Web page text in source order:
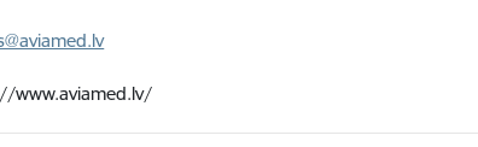
www.aviamed.lv/